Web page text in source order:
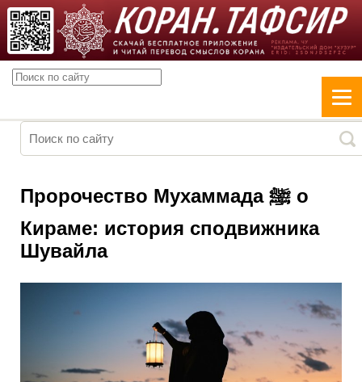
Пророчество Мухаммада ﷺ о
Кираме: история сподвижника
Шувайла